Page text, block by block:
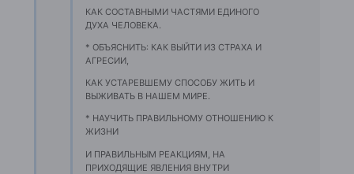
КАК СОСТАВНЫМИ ЧАСТЯМИ ЕДИНОГО
ДУХА ЧЕЛОВЕКА.
* ОБЪЯСНИТЬ: КАК ВЫЙТИ ИЗ СТРАХА И
АГРЕСИИ,
КАК УСТАРЕВШЕМУ СПОСОБУ ЖИТЬ И
ВЫЖИВАТЬ В НАШЕМ МИРЕ.
* НАУЧИТЬ ПРАВИЛЬНОМУ ОТНОШЕНИЮ К
ЖИЗНИ
И ПРАВИЛЬНЫМ РЕАКЦИЯМ, НА
ПРИХОДЯЩИЕ ЯВЛЕНИЯ ВНУТРИ